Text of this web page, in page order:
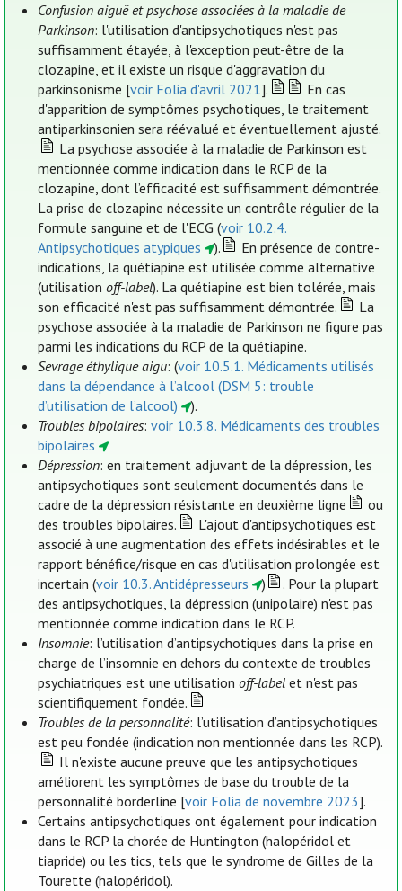
Confusion aiguë et psychose associées à la maladie de
Parkinson: l'utilisation d'antipsychotiques n'est pas
suffisamment étayée, à l'exception peut-être de la
clozapine, et il existe un risque d'aggravation du
parkinsonisme [voir Folia d'avril 2021].
En cas
d'apparition de symptômes psychotiques, le traitement
antiparkinsonien sera réévalué et éventuellement ajusté.
La psychose associée à la maladie de Parkinson est
mentionnée comme indication dans le RCP de la
clozapine, dont l’efficacité est suffisamment démontrée.
La prise de clozapine nécessite un contrôle régulier de la
formule sanguine et de l'ECG (voir 10.2.4.
Antipsychotiques atypiques
).
En présence de contre-
indications, la quétiapine est utilisée comme alternative
(utilisationoff-label). La quétiapine est bien tolérée, mais
son efficacité n'est pas suffisamment démontrée.
La
psychose associée à la maladie de Parkinson ne figure pas
parmi les indications du RCP de la quétiapine.
Sevrage éthylique aigu: (voir 10.5.1. Médicaments utilisés
dans la dépendance à l’alcool (DSM 5: trouble
d’utilisation de l’alcool)
).
Troubles bipolaires:voir 10.3.8. Médicaments des troubles
bipolaires
Dépression: en traitement adjuvant de la dépression, les
antipsychotiques sont seulement documentés dans le
cadre de la dépression résistante en deuxième ligne
ou
des troubles bipolaires.
L'ajout d'antipsychotiques est
associé à une augmentation des effets indésirables et le
rapport bénéfice/risque en cas d'utilisation prolongée est
incertain (voir 10.3. Antidépresseurs )
. Pour la plupart
des antipsychotiques, la dépression (unipolaire) n'est pas
mentionnée comme indication dans le RCP.
Insomnie: l’utilisation d’antipsychotiques dans la prise en
charge de l’insomnie en dehors du contexte de troubles
psychiatriques est une utilisationoff-label et n'est pas
scientifiquement fondée.
Troubles de la personnalité: l’utilisation d’antipsychotiques
est peu fondée (indication non mentionnée dans les RCP).
Il n'existe aucune preuve que les antipsychotiques
améliorent les symptômes de base du trouble de la
personnalité borderline [voir Folia de novembre 2023].
Certains antipsychotiques ont également pour indication
dans le RCP la chorée de Huntington (halopéridol et
tiapride) ou les tics, tels que le syndrome de Gilles de la
Tourette (halopéridol).